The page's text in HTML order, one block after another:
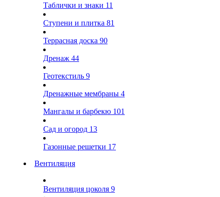
Таблички и знаки 11
Ступени и плитка 81
Террасная доска 90
Дренаж 44
Геотекстиль 9
Дренажные мембраны 4
Мангалы и барбекю 101
Сад и огород 13
Газонные решетки 17
Вентиляция
Вентиляция цоколя 9